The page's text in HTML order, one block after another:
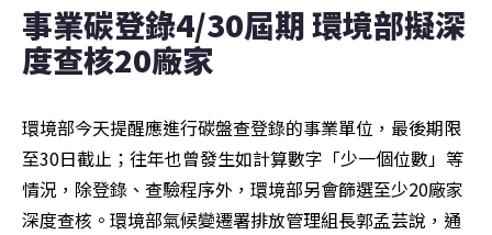
事業碳登錄4/30屆期 環境部擬深
度查核20廠家
環境部今天提醒應進行碳盤查登錄的事業單位，最後期限
至30日截止；往年也曾發生如計算數字「少一個位數」等
情況，除登錄、查驗程序外，環境部另會篩選至少20廠家
深度查核。環境部氣候變遷署排放管理組長郭孟芸說，通